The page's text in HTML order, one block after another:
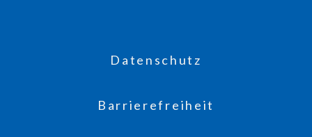
Datenschutz
Barrierefreiheit